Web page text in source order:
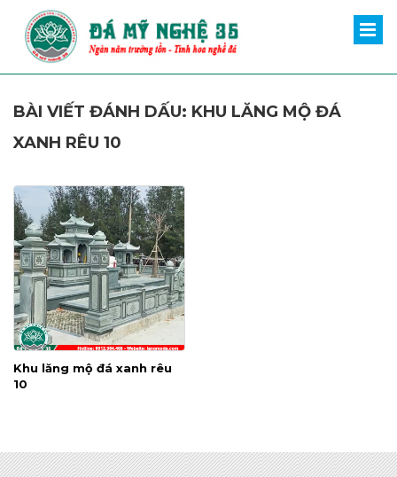
BÀI VIẾT ĐÁNH DẤU: KHU LĂNG MỘ ĐÁ
XANH RÊU 10
Khu lăng mộ đá xanh rêu
10